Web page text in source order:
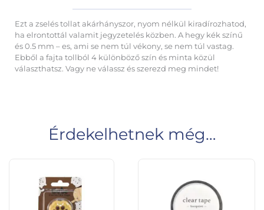
Ezt a zselés tollat akárhányszor, nyom nélkül kiradírozhatod,
ha elrontottál valamit jegyzetelés közben. A hegy kék színű
és 0.5 mm – es, ami se nem túl vékony, se nem túl vastag.
Ebből a fajta tollból 4 különböző szín és minta közül
választhatsz. Vagy ne válassz és szerezd meg mindet!
Érdekelhetnek még…